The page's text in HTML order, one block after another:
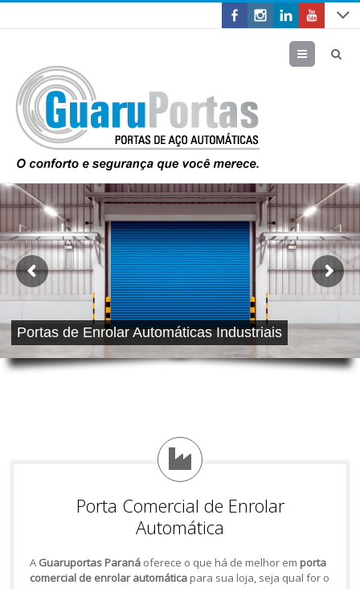
Menu
Portas de Enrolar Automáticas Industriais
Porta Comercial de Enrolar
Automática
A Guaruportas Paranáoferece o que há de melhor em porta
comercial de enrolar automáticapara sua loja, seja qual for o